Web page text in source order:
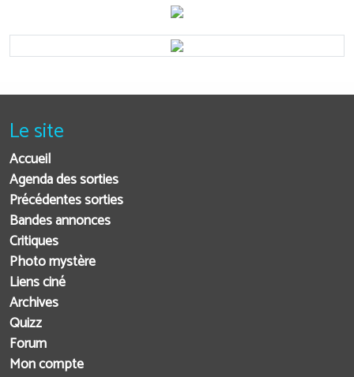
Le site
Accueil
Agenda des sorties
Précédentes sorties
Bandes annonces
Critiques
Photo mystère
Liens ciné
Archives
Quizz
Forum
Mon compte